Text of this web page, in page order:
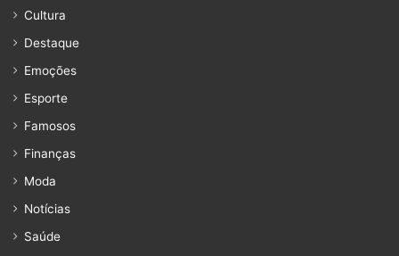
Cultura
Destaque
Emoções
Esporte
Famosos
Finanças
Moda
Notícias
Saúde